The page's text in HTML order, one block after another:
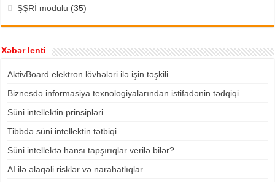
ŞŞRİ modulu (35)
Xəbər lenti
AktivBoard elektron lövhələri ilə işin təşkili
Biznesdə informasiya texnologiyalarından istifadənin tədqiqi
Süni intellektin prinsipləri
Tibbdə süni intellektin tətbiqi
Süni intellektə hansı tapşırıqlar verilə bilər?
AI ilə əlaqəli risklər və narahatlıqlar